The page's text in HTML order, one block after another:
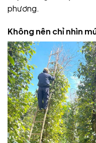
phương.
Không nên chỉ nhìn